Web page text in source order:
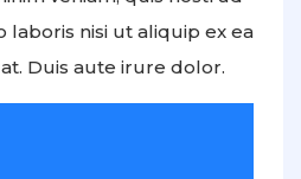
laboris nisi ut aliquip ex ea
Duis aute irure dolor.